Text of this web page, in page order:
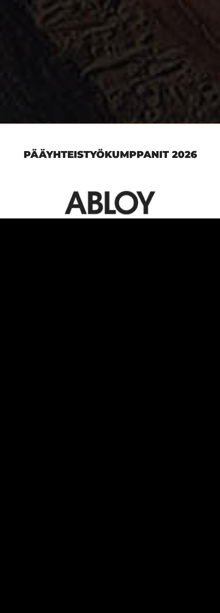
PÄÄYHTEISTYÖKUMPPANIT 2026